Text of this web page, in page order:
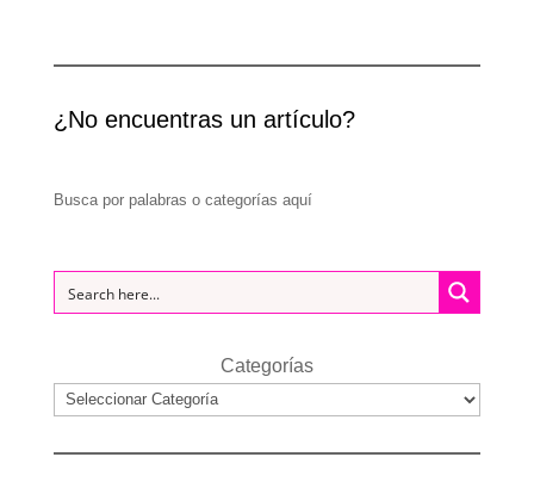
¿No encuentras un artículo?
Busca por palabras o categorías aquí
Categorías